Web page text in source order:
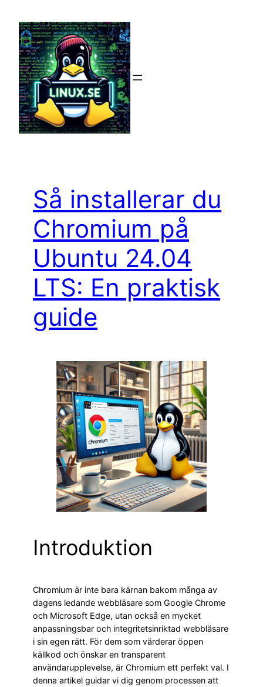
innehåll
Så installerar du
Chromium på
Ubuntu 24.04
LTS: En praktisk
guide
Introduktion
Chromium är inte bara kärnan bakom många av
dagens ledande webbläsare som Google Chrome
och Microsoft Edge, utan också en mycket
anpassningsbar och integritetsinriktad webbläsare
i sin egen rätt. För dem som värderar öppen
källkod och önskar en transparent
användarupplevelse, är Chromium ett perfekt val. I
denna artikel guidar vi dig genom processen att